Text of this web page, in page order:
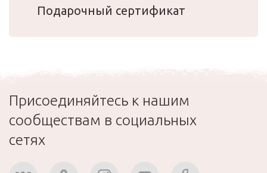
Подарочный сертификат
Присоединяйтесь к нашим
сообществам в социальных
сетях